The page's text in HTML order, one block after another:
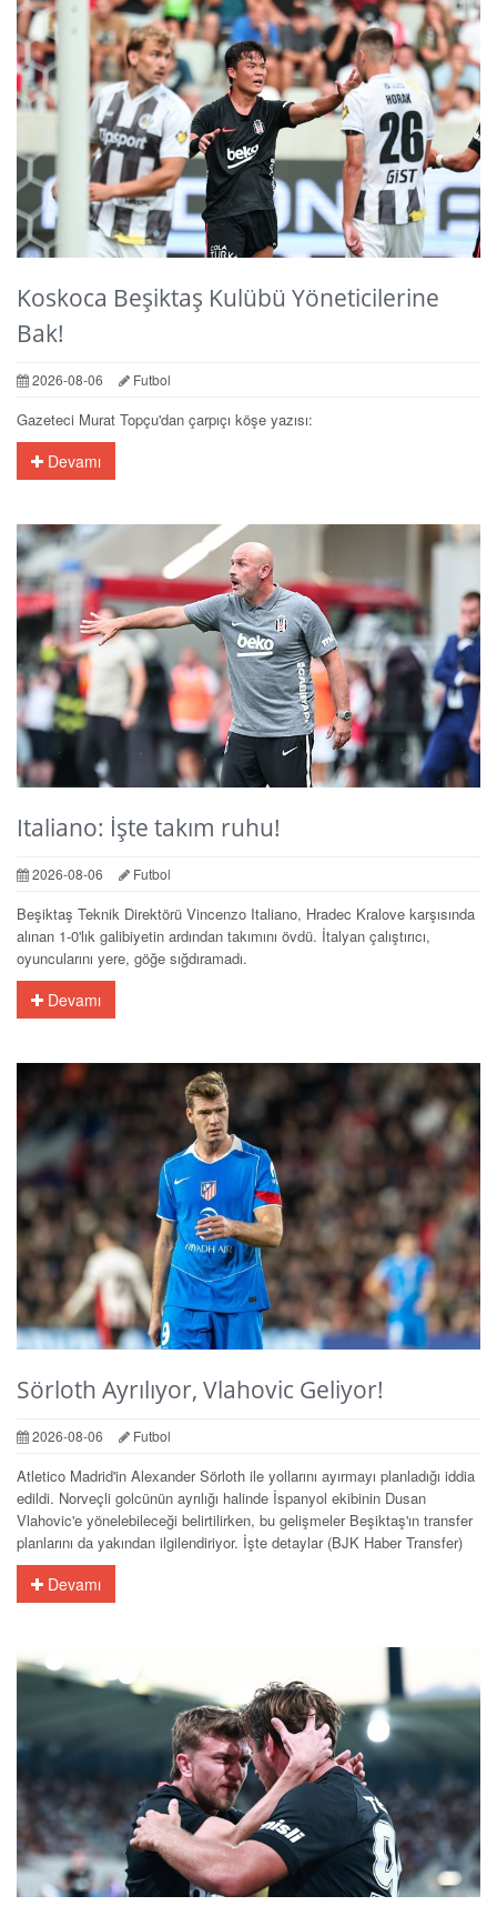
Koskoca Beşiktaş Kulübü Yöneticilerine
Bak!
2026-08-06 Futbol
Gazeteci Murat Topçu'dan çarpıçı köşe yazısı:
Devamı
Italiano: İşte takım ruhu!
2026-08-06 Futbol
Beşiktaş Teknik Direktörü Vincenzo Italiano, Hradec Kralove karşısında
alınan 1-0'lık galibiyetin ardından takımını övdü. İtalyan çalıştırıcı,
oyuncularını yere, göğe sığdıramadı.
Devamı
Sörloth Ayrılıyor, Vlahovic Geliyor!
2026-08-06 Futbol
Atletico Madrid'in Alexander Sörloth ile yollarını ayırmayı planladığı iddia
edildi. Norveçli golcünün ayrılığı halinde İspanyol ekibinin Dusan
Vlahovic'e yönelebileceği belirtilirken, bu gelişmeler Beşiktaş'ın transfer
planlarını da yakından ilgilendiriyor. İşte detaylar (BJK Haber Transfer)
Devamı